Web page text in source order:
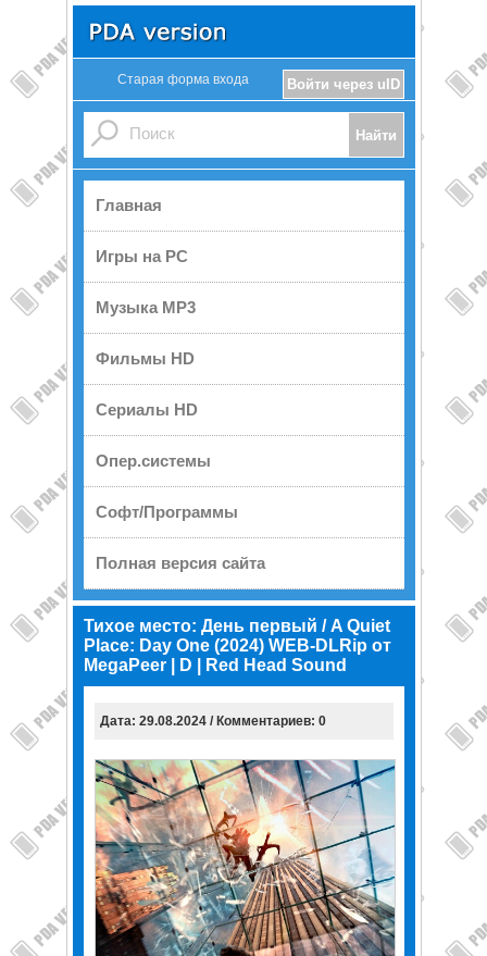
Войти через uID
Старая форма входа
Главная
Игры на PC
Музыка MP3
Фильмы HD
Сериалы HD
Опер.системы
Софт/Программы
Полная версия сайта
Тихое место: День первый / A Quiet
Place: Day One (2024) WEB-DLRip от
MegaPeer | D | Red Head Sound
Дата: 29.08.2024 / Комментариев: 0